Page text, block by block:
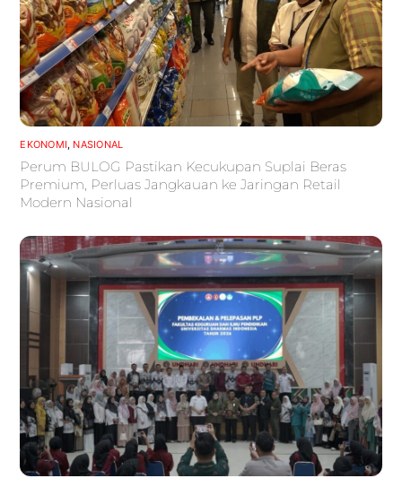
EKONOMI, NASIONAL
Perum BULOG Pastikan Kecukupan Suplai Beras
Premium, Perluas Jangkauan ke Jaringan Retail
Modern Nasional